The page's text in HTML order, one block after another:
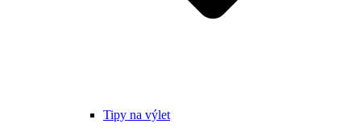
Tipy na výlet